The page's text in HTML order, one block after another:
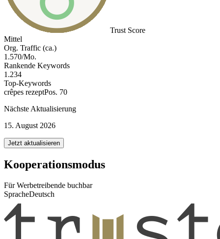
Trust Score
Mittel
Org. Traffic (ca.)
1.570/Mo.
Rankende Keywords
1.234
Top-Keywords
crêpes rezeptPos. 70
Nächste Aktualisierung
15. August 2026
Jetzt aktualisieren
Kooperationsmodus
Für Werbetreibende buchbar
SpracheDeutsch